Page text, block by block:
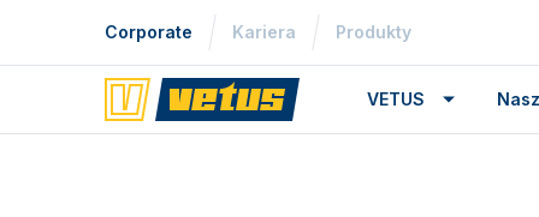
Corporate Kariera Produkty
VETUS